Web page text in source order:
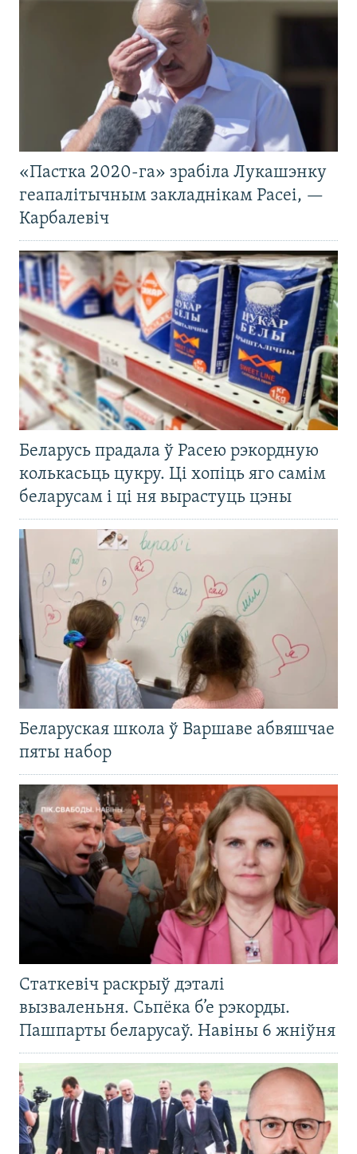
«Пастка 2020-га» зрабіла Лукашэнку
геапалітычным закладнікам Расеі, —
Карбалевіч
Беларусь прадала ў Расею рэкордную
колькасьць цукру. Ці хопіць яго самім
беларусам і ці ня вырастуць цэны
Беларуская школа ў Варшаве абвяшчае
пяты набор
Статкевіч раскрыў дэталі
вызваленьня. Сьпёка б’е рэкорды.
Пашпарты беларусаў. Навіны 6 жніўня